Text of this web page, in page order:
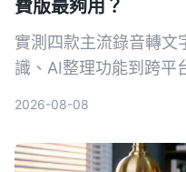
費版最夠用？
實測四款主流錄音轉文
識、AI整理功能到跨平
2026-08-08